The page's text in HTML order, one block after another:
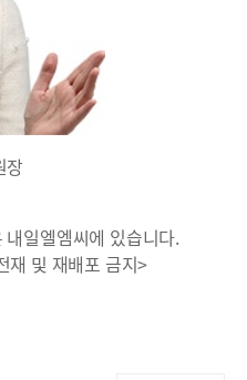
장
일엘엠씨에 있습니다.
재 및 재배포 금지>